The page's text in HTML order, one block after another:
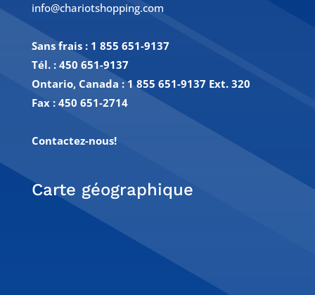
info@chariotshopping.com
Sans frais : 1 855 651-9137
Tél. : 450 651-9137
Ontario, Canada : 1 855 651-9137 Ext. 320
Fax : 450 651-2714
Contactez-nous!
Carte géographique